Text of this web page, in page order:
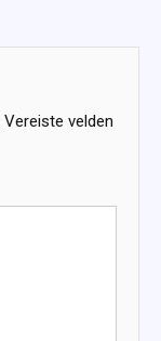
Vereiste velden